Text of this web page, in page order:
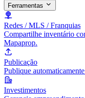
Ferramentas
Redes / MLS / Franquias
Compartilhe inventário
Mapaprop.
Publicação
Publique
Investimentos